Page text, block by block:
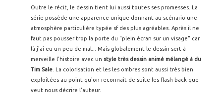
Outre le récit, le dessin tient lui aussi toutes ses promesses. La
série possède une apparence unique donnant au scénario une
atmosphère particulière typée sf des plus agréables. Après il ne
faut pas pousser trop la porte du "plein écran sur un visage" car
là j'ai eu un peu de mal... Mais globalement le dessin sert à
merveille l'histoire avec un style très dessin animé mélangé à du
Tim Sale . La colorisation et les les ombres sont aussi très bien
exploitées au point qu'on reconnaît de suite les flash-back que
veut nous décrire l'auteur.